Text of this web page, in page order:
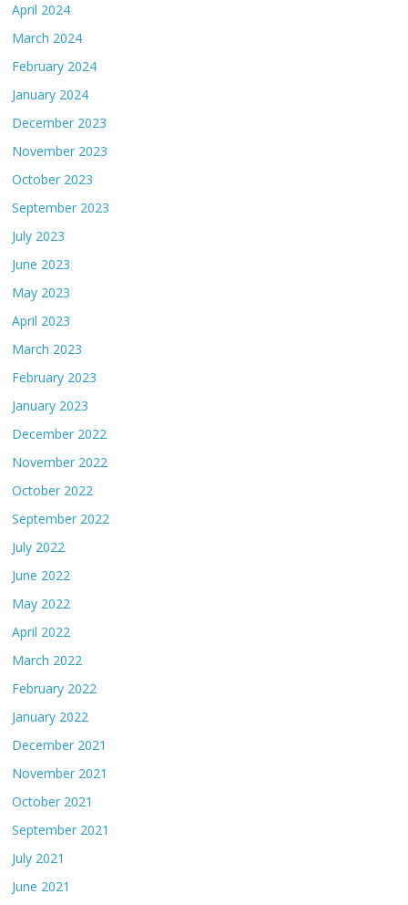
April 2024
March 2024
February 2024
January 2024
December 2023
November 2023
October 2023
September 2023
July 2023
June 2023
May 2023
April 2023
March 2023
February 2023
January 2023
December 2022
November 2022
October 2022
September 2022
July 2022
June 2022
May 2022
April 2022
March 2022
February 2022
January 2022
December 2021
November 2021
October 2021
September 2021
July 2021
June 2021